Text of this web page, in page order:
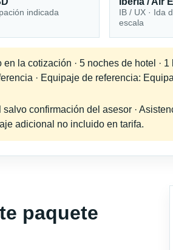
indicada
IB / UX · Ida
escala
la cotización · 5 noches de hotel ·
· Equipaje de referencia:
confirmación del asesor ·
adicional no incluido en tarifa.
paquete